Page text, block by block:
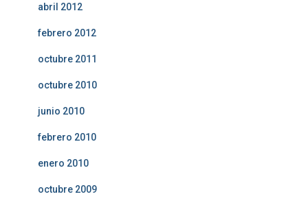
abril 2012
febrero 2012
octubre 2011
octubre 2010
junio 2010
febrero 2010
enero 2010
octubre 2009